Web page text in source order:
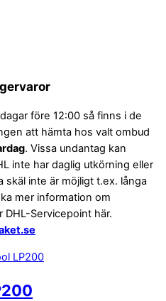
före 12:00 så finns i de
att hämta hos valt ombud
. Vissa undantag kan
inte har daglig utkörning eller
skäl inte är möjligt t.ex. långa
mer information om
DHL-Servicepoint här.